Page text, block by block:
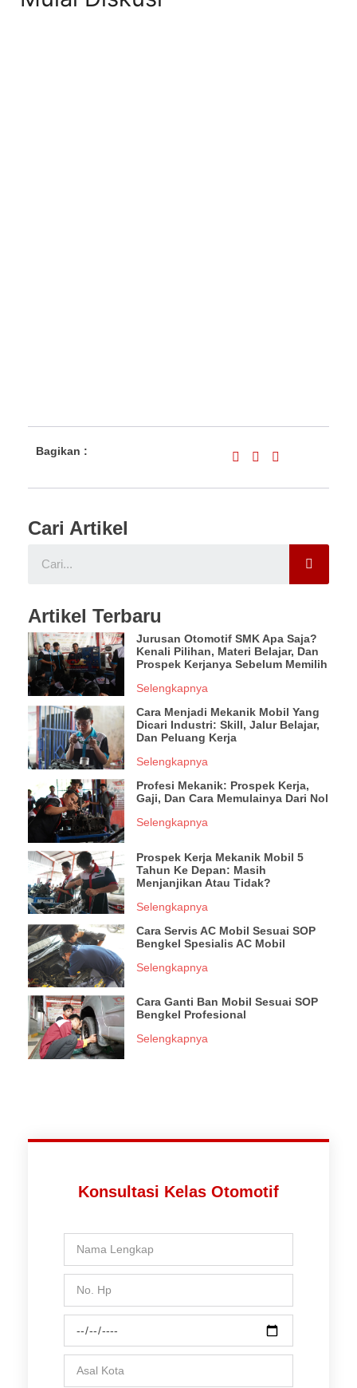
Bagikan :
Cari Artikel
Artikel Terbaru
Jurusan Otomotif SMK Apa Saja?
Kenali Pilihan, Materi Belajar, Dan
Prospek Kerjanya Sebelum Memilih
Selengkapnya
Cara Menjadi Mekanik Mobil Yang
Dicari Industri: Skill, Jalur Belajar,
Dan Peluang Kerja
Selengkapnya
Profesi Mekanik: Prospek Kerja,
Gaji, Dan Cara Memulainya Dari Nol
Selengkapnya
Prospek Kerja Mekanik Mobil 5
Tahun Ke Depan: Masih
Menjanjikan Atau Tidak?
Selengkapnya
Cara Servis AC Mobil Sesuai SOP
Bengkel Spesialis AC Mobil
Selengkapnya
Cara Ganti Ban Mobil Sesuai SOP
Bengkel Profesional
Selengkapnya
Konsultasi Kelas Otomotif